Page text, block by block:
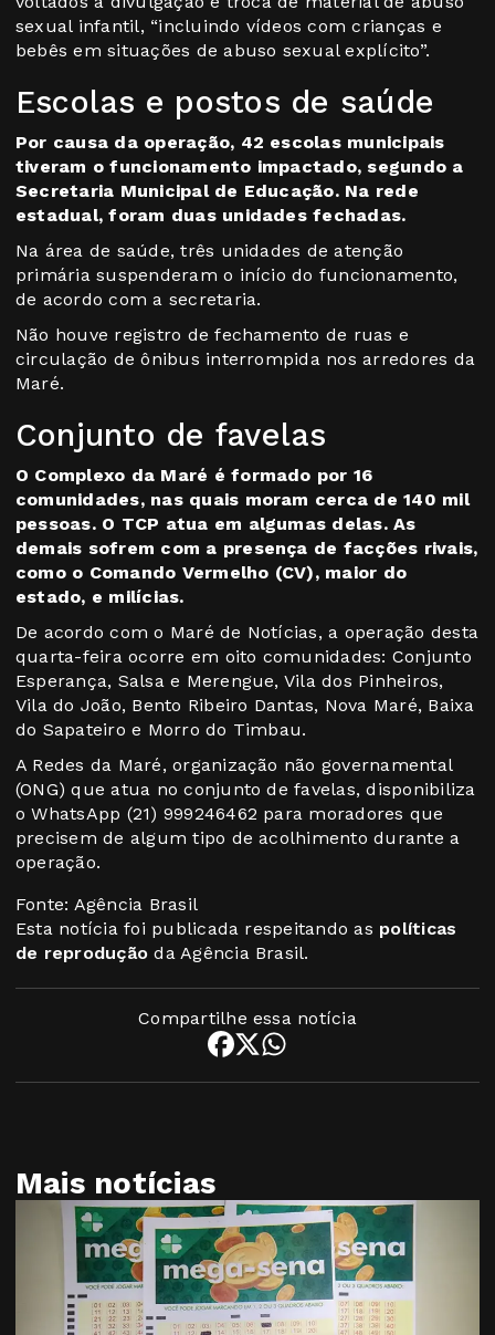
sexual infantil, “incluindo vídeos com crianças e
bebês em situações de abuso sexual explícito”.
Escolas e postos de saúde
Por causa da operação, 42 escolas municipais
tiveram o funcionamento impactado, segundo a
Secretaria Municipal de Educação. Na rede
estadual, foram duas unidades fechadas.
Na área de saúde, três unidades de atenção
primária suspenderam o início do funcionamento,
de acordo com a secretaria.
Não houve registro de fechamento de ruas e
circulação de ônibus interrompida nos arredores da
Maré.
Conjunto de favelas
O Complexo da Maré é formado por 16
comunidades, nas quais moram cerca de 140 mil
pessoas. O TCP atua em algumas delas. As
demais sofrem com a presença de facções rivais,
como o Comando Vermelho (CV), maior do
estado, e milícias.
De acordo com o Maré de Notícias, a operação desta
quarta-feira ocorre em oito comunidades: Conjunto
Esperança, Salsa e Merengue, Vila dos Pinheiros,
Vila do João, Bento Ribeiro Dantas, Nova Maré, Baixa
do Sapateiro e Morro do Timbau.
A Redes da Maré, organização não governamental
(ONG) que atua no conjunto de favelas, disponibiliza
o WhatsApp (21) 999246462 para moradores que
precisem de algum tipo de acolhimento durante a
operação.
Fonte: Agência Brasil
Esta notícia foi publicada respeitando as políticas
de reprodução da Agência Brasil.
Compartilhe essa notícia
Mais notícias